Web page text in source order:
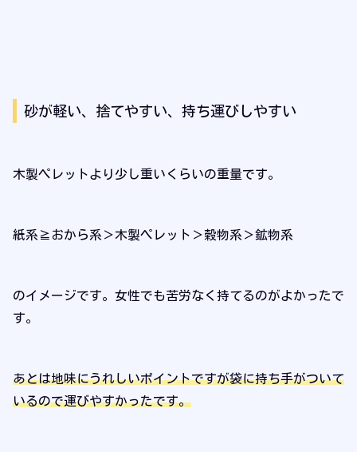
砂が軽い、捨てやすい、持ち運びしやすい
木製ペレットより少し重いくらいの重量です。
紙系≧おから系＞木製ペレット＞穀物系＞鉱物系
のイメージです。女性でも苦労なく持てるのがよかったで
す。
あとは地味にうれしいポイントですが袋に持ち手がついて
いるので運びやすかったです。